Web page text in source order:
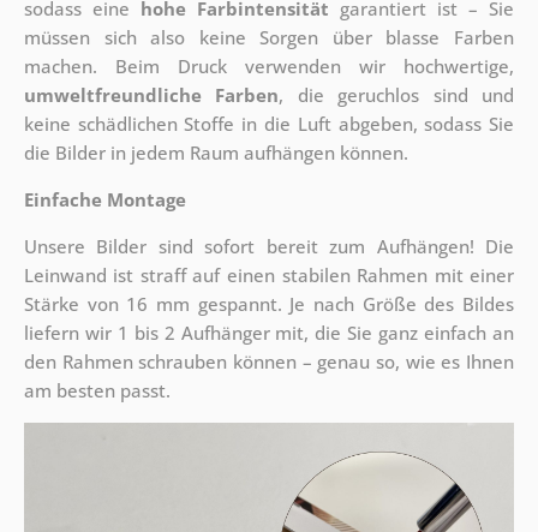
sodass eine hohe Farbintensität garantiert ist – Sie
müssen sich also keine Sorgen über blasse Farben
machen. Beim Druck verwenden wir hochwertige,
umweltfreundliche Farben, die geruchlos sind und
keine schädlichen Stoffe in die Luft abgeben, sodass Sie
die Bilder in jedem Raum aufhängen können.
Einfache Montage
Unsere Bilder sind sofort bereit zum Aufhängen! Die
Leinwand ist straff auf einen stabilen Rahmen mit einer
Stärke von 16 mm gespannt. Je nach Größe des Bildes
liefern wir 1 bis 2 Aufhänger mit, die Sie ganz einfach an
den Rahmen schrauben können – genau so, wie es Ihnen
am besten passt.